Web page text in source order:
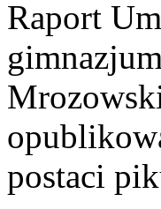
Raport
postaci